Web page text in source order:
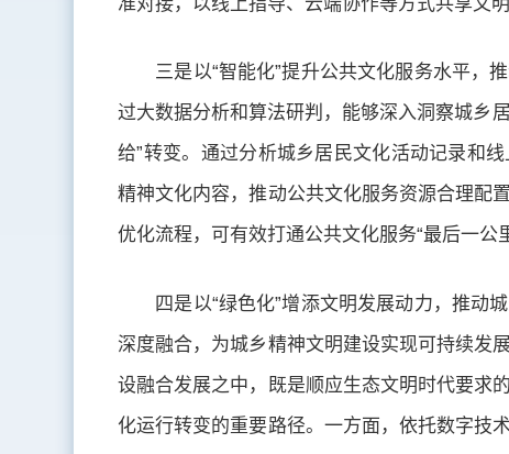
三是以“智能化”提升公共文化服务水平，
过大数据分析和算法研判，能够深入洞察城乡
给”转变。通过分析城乡居民文化活动记录和
精神文化内容，推动公共文化服务资源合理配
优化流程，可有效打通公共文化服务“最后一公
四是以“绿色化”增添文明发展动力，推动
深度融合，为城乡精神文明建设实现可持续发
设融合发展之中，既是顺应生态文明时代要求
化运行转变的重要路径。一方面，依托数字技